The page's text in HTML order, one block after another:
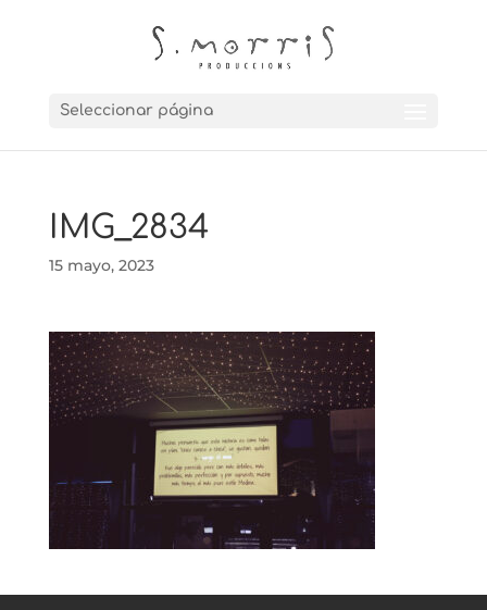
Seleccionar página
IMG_2834
15 mayo, 2023